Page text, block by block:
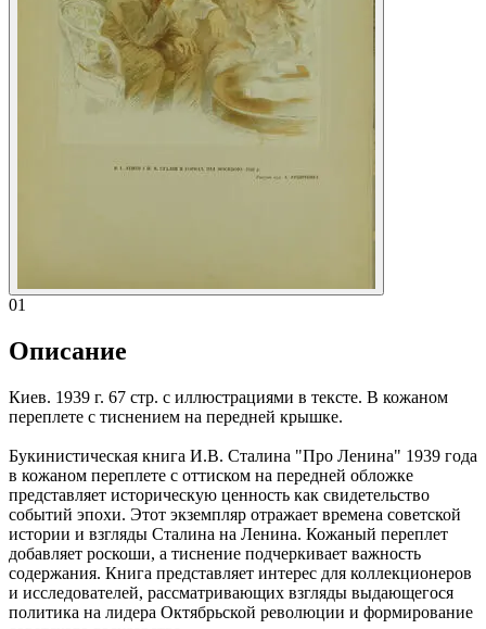
01
Описание
Киев. 1939 г. 67 стр. с иллюстрациями в тексте. В кожаном
переплете с тиснением на передней крышке.
Букинистическая книга И.В. Сталина "Про Ленина" 1939 года
в кожаном переплете с оттиском на передней обложке
представляет историческую ценность как свидетельство
событий эпохи. Этот экземпляр отражает времена советской
истории и взгляды Сталина на Ленина. Кожаный переплет
добавляет роскоши, а тиснение подчеркивает важность
содержания. Книга представляет интерес для коллекционеров
и исследователей, рассматривающих взгляды выдающегося
политика на лидера Октябрьской революции и формирование